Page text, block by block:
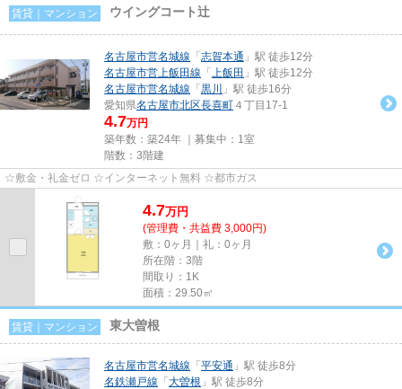
賃貸｜マンション ウイングコート辻
名古屋市営名城線 「 志賀本通 」駅 徒歩12分
名古屋市営上飯田線 「 上飯田 」駅 徒歩12分
名古屋市営名城線 「 黒川
」駅 徒歩16分
愛知県名古屋市北区長喜町 ４丁目17-1
4.7万円
築年数：築24年 ｜募集中： 1室
階数：3階建
☆敷金・礼金ゼロ ☆インターネット無料 ☆都市ガス
4.7万円
(管理費・共益費 3,000円)
敷：0ヶ月｜礼：0ヶ月
所在階：3階
間取り：1K
面積：29.50㎡
賃貸｜マンション 東大曽根
名古屋市営名城線 「 平安通 」駅 徒歩8分
名鉄瀬戸線 「 大曽根 」駅 徒歩8分